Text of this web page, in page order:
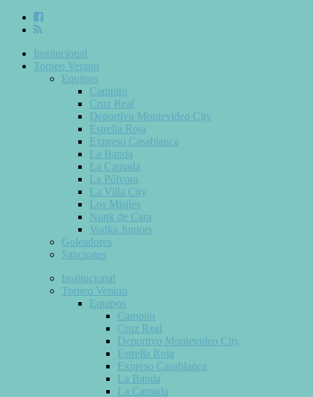
Institucional
Torneo Verano
Equipos
Campito
Cruz Real
Deportivo Montevideo City
Estrella Roja
Expreso Casablanca
La Banda
La Camada
La Pólvora
La Villa City
Los Misiles
Nunk de Cara
Vodka Juniors
Goleadores
Sanciones
Institucional
Torneo Verano
Equipos
Campito
Cruz Real
Deportivo Montevideo City
Estrella Roja
Expreso Casablanca
La Banda
La Camada